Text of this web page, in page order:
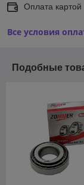
Оплата картой
Все условия
Подобные